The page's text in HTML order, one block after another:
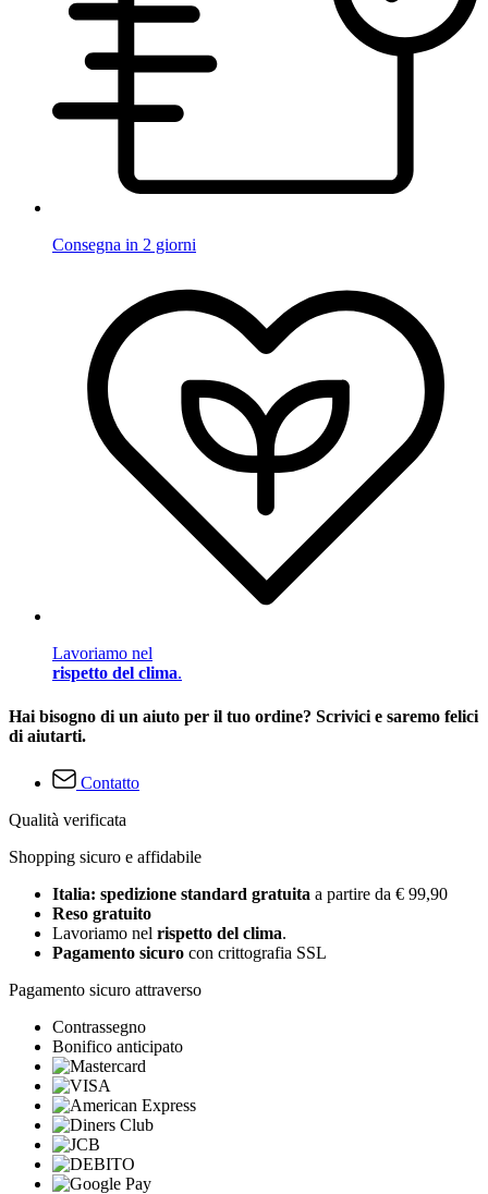
Consegna in 2 giorni
Lavoriamo nel
rispetto del clima.
Hai bisogno di un aiuto per il tuo ordine? Scrivici e saremo felici
di aiutarti.
Contatto
Qualità verificata
Shopping sicuro e affidabile
Italia: spedizione standard gratuita a partire da € 99,90
Reso gratuito
Lavoriamo nel rispetto del clima.
Pagamento sicuro con crittografia SSL
Pagamento sicuro attraverso
Contrassegno
Bonifico anticipato